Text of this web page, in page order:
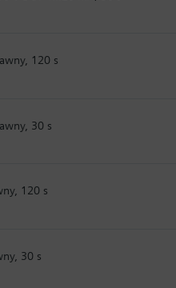
120 s
30 s
120 s
30 s